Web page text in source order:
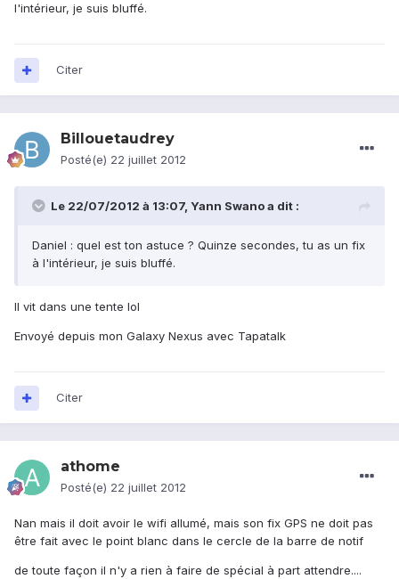
l'intérieur, je suis bluffé.
Citer
Billouetaudrey
Posté(e) 22 juillet 2012
Le 22/07/2012 à 13:07, Yann Swano a dit :
Daniel : quel est ton astuce ? Quinze secondes, tu as un fix
à l'intérieur, je suis bluffé.
Il vit dans une tente lol
Envoyé depuis mon Galaxy Nexus avec Tapatalk
Citer
athome
Posté(e) 22 juillet 2012
Nan mais il doit avoir le wifi allumé, mais son fix GPS ne doit pas
être fait avec le point blanc dans le cercle de la barre de notif
de toute façon il n'y a rien à faire de spécial à part attendre....